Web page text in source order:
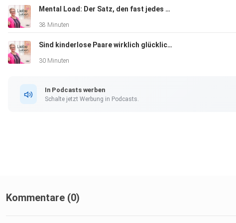
Mental Load: Der Satz, den fast jedes Paar kennt
38 Minuten
Sind kinderlose Paare wirklich glücklicher? Was Studien sagen...
30 Minuten
In Podcasts werben
Schalte jetzt Werbung in Podcasts.
Kommentare (0)